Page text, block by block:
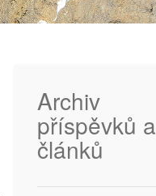
Archiv
příspěvků a
článků